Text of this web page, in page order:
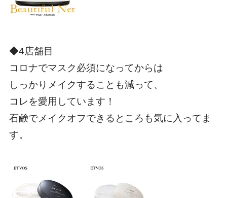
◆4店舗目
コロナでマスク必須になってからは
しっかりメイクすることも減って、
コレを愛用しています！
石鹸でメイクオフできるところも気に入ってま
す。